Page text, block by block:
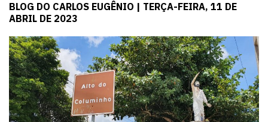
BLOG DO CARLOS EUGÊNIO | TERÇA-FEIRA, 11 DE
ABRIL DE 2023